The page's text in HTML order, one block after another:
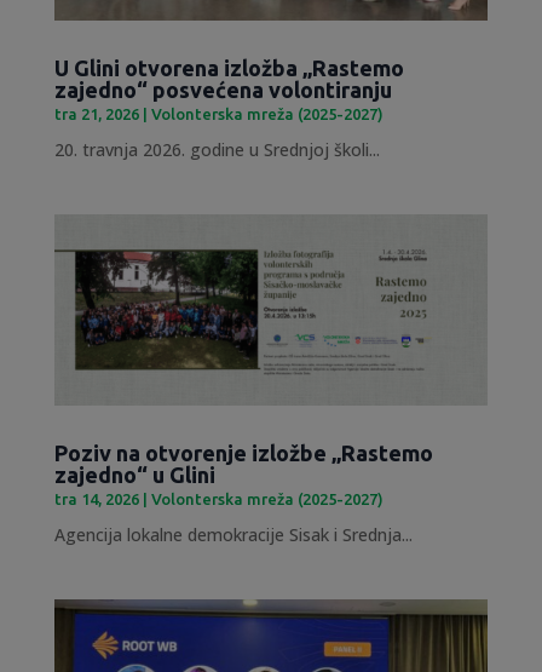
U Glini otvorena izložba „Rastemo
zajedno“ posvećena volontiranju
tra 21, 2026| Volonterska mreža (2025-2027)
20. travnja 2026. godine u Srednjoj školi...
Poziv na otvorenje izložbe „Rastemo
zajedno“ u Glini
tra 14, 2026| Volonterska mreža (2025-2027)
Agencija lokalne demokracije Sisak i Srednja...